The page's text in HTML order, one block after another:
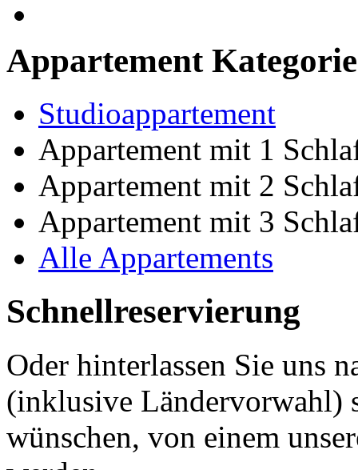
Appartement
Studioappartement
Appartement mit 1
Appartement mit 2
Appartement mit 3
Alle Appartements
Schnellreservierung
Oder hinterlassen Sie uns
(inklusive Ländervorwahl)
wünschen, von einem